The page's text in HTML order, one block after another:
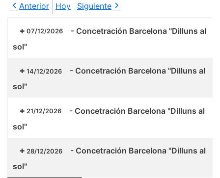
Anterior
Hoy Siguiente
07/12/2026 - Concetración Barcelona "Dilluns al
sol"
14/12/2026 - Concetración Barcelona "Dilluns al
sol"
21/12/2026 - Concetración Barcelona "Dilluns al
sol"
28/12/2026 - Concetración Barcelona "Dilluns al
sol"